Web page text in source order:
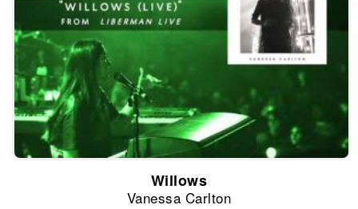
Willows
Vanessa Carlton